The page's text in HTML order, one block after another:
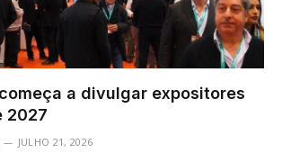
começa a divulgar expositores
2027
JULHO 21, 2026